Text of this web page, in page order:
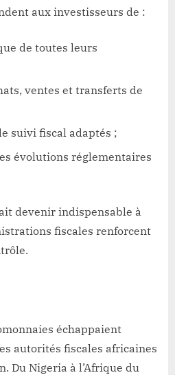
aux investisseurs de :
de toutes leurs
ventes et transferts de
suivi fiscal adaptés ;
évolutions réglementaires
devenir indispensable à
fiscales renforcent
échappaient
autorités fiscales africaines
Du Nigeria à l’Afrique du